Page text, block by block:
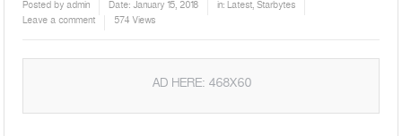
Posted byadmin Date: January 15, 2018 in:Latest,Starbytes
Leave a comment
574 Views
AD HERE: 468X60